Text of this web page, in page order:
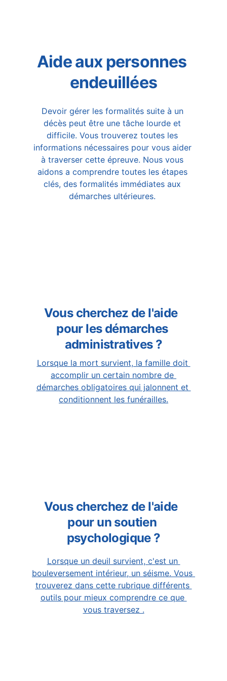
Aide aux personnes
endeuillées
Devoir gérer les formalités suite à un
décès peut être une tâche lourde et
difficile. Vous trouverez toutes les
informations nécessaires pour vous aider
à traverser cette épreuve. Nous vous
aidons a comprendre toutes les étapes
clés, des formalités immédiates aux
démarches ultérieures.
Vous cherchez de l'aide
pour les démarches
administratives ?
Lorsque la mort survient, la famille doit
accomplir un certain nombre de
démarches obligatoires qui jalonnent et
conditionnent les funérailles.
Vous cherchez de l'aide
pour un soutien
psychologique ?
Lorsque un deuil survient, c'est un
bouleversement intérieur, un séisme. Vous
trouverez dans cette rubrique différents
outils pour mieux comprendre ce que
vous traversez .